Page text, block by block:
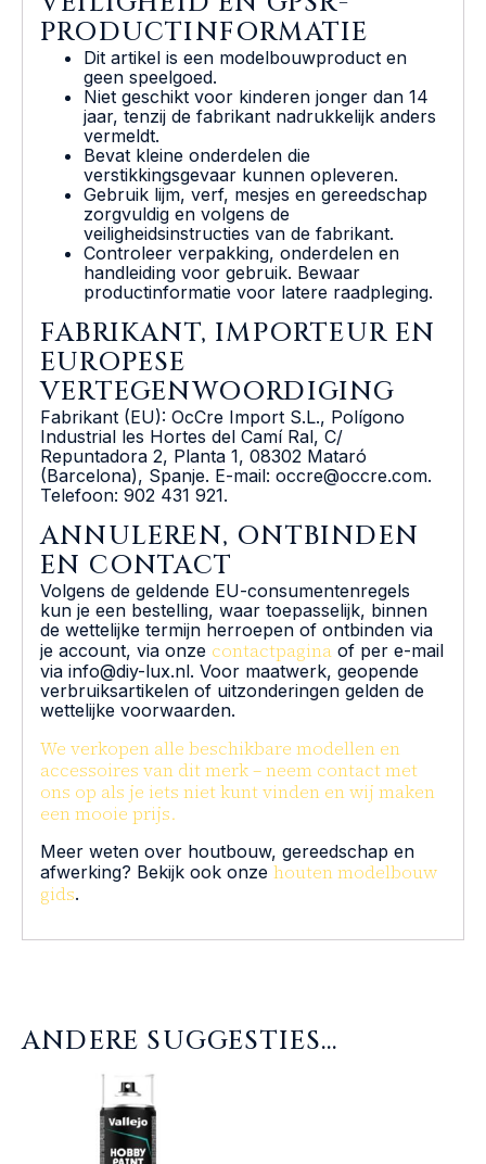
PRODUCTINFORMATIE
Dit artikel is een modelbouwproduct en
geen speelgoed.
Niet geschikt voor kinderen jonger dan 14
jaar, tenzij de fabrikant nadrukkelijk anders
vermeldt.
Bevat kleine onderdelen die
verstikkingsgevaar kunnen opleveren.
Gebruik lijm, verf, mesjes en gereedschap
zorgvuldig en volgens de
veiligheidsinstructies van de fabrikant.
Controleer verpakking, onderdelen en
handleiding voor gebruik. Bewaar
productinformatie voor latere raadpleging.
FABRIKANT, IMPORTEUR EN
EUROPESE
VERTEGENWOORDIGING
Fabrikant (EU): OcCre Import S.L., Polígono
Industrial les Hortes del Camí Ral, C/
Repuntadora 2, Planta 1, 08302 Mataró
(Barcelona), Spanje. E-mail: occre@occre.com.
Telefoon: 902 431 921.
ANNULEREN, ONTBINDEN
EN CONTACT
Volgens de geldende EU-consumentenregels
kun je een bestelling, waar toepasselijk, binnen
de wettelijke termijn herroepen of ontbinden via
je account, via onze contactpagina of per e-mail
via info@diy-lux.nl. Voor maatwerk, geopende
verbruiksartikelen of uitzonderingen gelden de
wettelijke voorwaarden.
We verkopen alle beschikbare modellen en
accessoires van dit merk – neem contact met
ons op als je iets niet kunt vinden en wij maken
een mooie prijs.
Meer weten over houtbouw, gereedschap en
afwerking? Bekijk ook onze houten modelbouw
gids.
ANDERE SUGGESTIES…